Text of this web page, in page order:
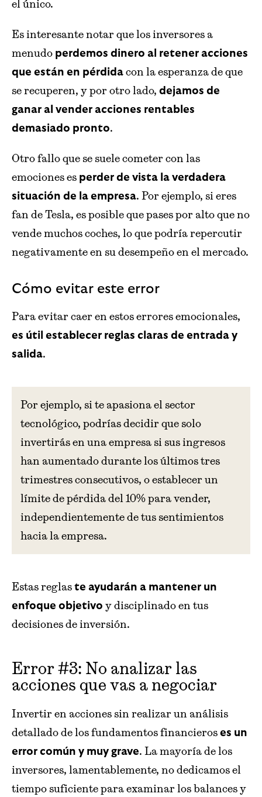
el único.
Es interesante notar que los inversores a
menudo perdemos dinero al retener acciones
que están en pérdida con la esperanza de que
se recuperen, y por otro lado, dejamos de
ganar al vender acciones rentables
demasiado pronto.
Otro fallo que se suele cometer con las
emociones es perder de vista la verdadera
situación de la empresa. Por ejemplo, si eres
fan de Tesla, es posible que pases por alto que no
vende muchos coches, lo que podría repercutir
negativamente en su desempeño en el mercado.
Cómo evitar este error
Para evitar caer en estos errores emocionales,
es útil establecer reglas claras de entrada y
salida.
Por ejemplo, si te apasiona el sector
tecnológico, podrías decidir que solo
invertirás en una empresa si sus ingresos
han aumentado durante los últimos tres
trimestres consecutivos, o establecer un
límite de pérdida del 10% para vender,
independientemente de tus sentimientos
hacia la empresa.
Estas reglas te ayudarán a mantener un
enfoque objetivo y disciplinado en tus
decisiones de inversión.
Error #3: No analizar las
acciones que vas a negociar
Invertir en acciones sin realizar un análisis
detallado de los fundamentos financieros es un
error común y muy grave. La mayoría de los
inversores, lamentablemente, no dedicamos el
tiempo suficiente para examinar los balances y